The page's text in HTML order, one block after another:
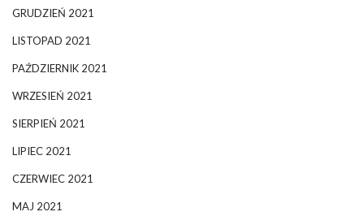
GRUDZIEŃ 2021
LISTOPAD 2021
PAŹDZIERNIK 2021
WRZESIEŃ 2021
SIERPIEŃ 2021
LIPIEC 2021
CZERWIEC 2021
MAJ 2021